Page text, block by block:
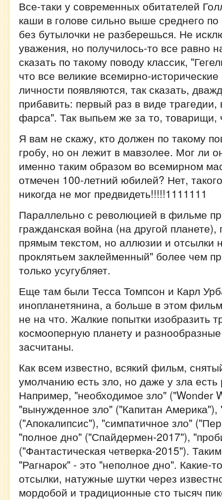
Все-таки у современных обитателей
каши в голове сильно выше среднего
без бутылочки не разберешься. Не
уважения, но получилось-то все равно
сказать по такому поводу классик,
что все великие всемирно-
личности появляются, так сказать,
прибавить: первый раз в виде трагедии,
фарса". Так выпьем же за то, товарищи,
Я вам не скажу, кто должен по такому
гробу, но он лежит в мавзолее. Мог ли
именно таким образом во всемирном
отмечен 100-летний юбилей? Нет,
никогда не мог предвидеть!!!!!1111111
Параллельно с революцией в фильме
гражданская война (на другой
прямым текстом, но аллюзии и отсылки
проклятьем заклейменный" более чем
только усугубляет.
Еще там были Тесса Томпсон и Карл
инопланетянина, а больше в этом
не на что. Жалкие попытки изобразить
космооперную планету и
засчитаны.
Как всем известно, всякий фильм,
умолчанию есть зло, но даже у зла
Например, "необходимое зло" ("Wonder
"вынужденное зло" ("Капитан
("Апокалипсис"), "симпатичное зло"
"полное дно" ("Спайдермен-2017"),
("Фантастическая четверка-2015").
"Рагнарок" - это "неполное дно". Какие-
отсылки, натужные шутки через
мордобой и традиционные сто тысяч